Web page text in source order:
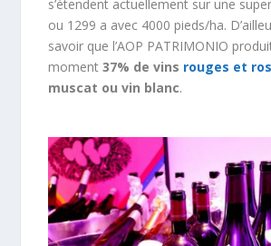
s’étendent actuellement sur une
ou 1299 a avec 4000 pieds/ha.
savoir que l’AOP PATRIMONIO
moment37% de vins rouges et
muscat ou vin blanc.